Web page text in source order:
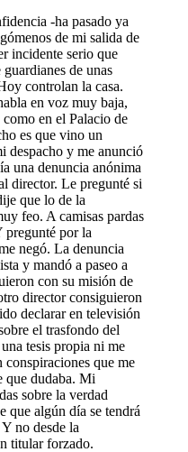
-ha pasado ya
de mi salida de
incidente serio que
de unas
controlan la casa.
en voz muy baja,
en el Palacio de
es que vino un
despacho y me anunció
una denuncia anónima
director. Le pregunté si
que lo de la
feo. A camisas pardas
pregunté por la
negó. La denuncia
y mandó a paseo a
con su misión de
director consiguieron
declarar en televisión
el trasfondo del
tesis propia ni me
que me
que dudaba. Mi
sobre la verdad
que algún día se tendrá
no desde la
titular forzado.